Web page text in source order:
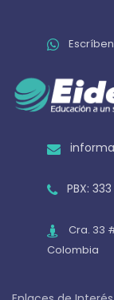
PBX:
Cra. 33
Colombia